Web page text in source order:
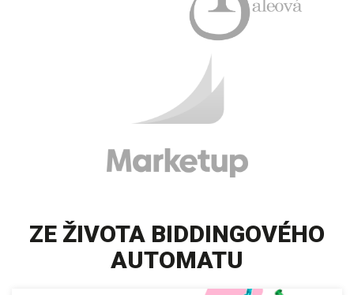
ZE ŽIVOTA BIDDINGOVÉHO
AUTOMATU